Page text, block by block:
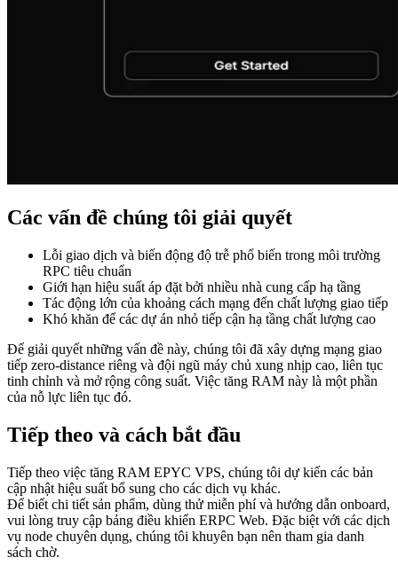
Các vấn đề chúng tôi giải quyết
Lỗi giao dịch và biến động độ trễ phổ biến trong môi trường
RPC tiêu chuẩn
Giới hạn hiệu suất áp đặt bởi nhiều nhà cung cấp hạ tầng
Tác động lớn của khoảng cách mạng đến chất lượng giao tiếp
Khó khăn để các dự án nhỏ tiếp cận hạ tầng chất lượng cao
Để giải quyết những vấn đề này, chúng tôi đã xây dựng mạng giao
tiếp zero-distance riêng và đội ngũ máy chủ xung nhịp cao, liên tục
tinh chỉnh và mở rộng công suất. Việc tăng RAM này là một phần
của nỗ lực liên tục đó.
Tiếp theo và cách bắt đầu
Tiếp theo việc tăng RAM EPYC VPS, chúng tôi dự kiến các bản
cập nhật hiệu suất bổ sung cho các dịch vụ khác.
Để biết chi tiết sản phẩm, dùng thử miễn phí và hướng dẫn onboard,
vui lòng truy cập bảng điều khiển ERPC Web. Đặc biệt với các dịch
vụ node chuyên dụng, chúng tôi khuyên bạn nên tham gia danh
sách chờ.